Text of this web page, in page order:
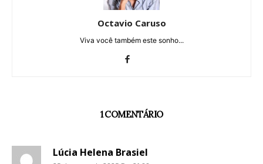
Octavio Caruso
Viva você também este sonho...
1 COMENTÁRIO
Lúcia Helena Brasiel